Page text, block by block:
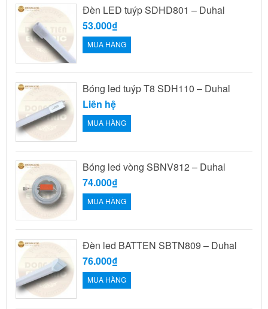
Đèn LED tuýp SDHD801 – Duhal
53.000₫
MUA HÀNG
Bóng led tuýp T8 SDH110 – Duhal
Liên hệ
MUA HÀNG
Bóng led vòng SBNV812 – Duhal
74.000₫
MUA HÀNG
Đèn led BATTEN SBTN809 – Duhal
76.000₫
MUA HÀNG